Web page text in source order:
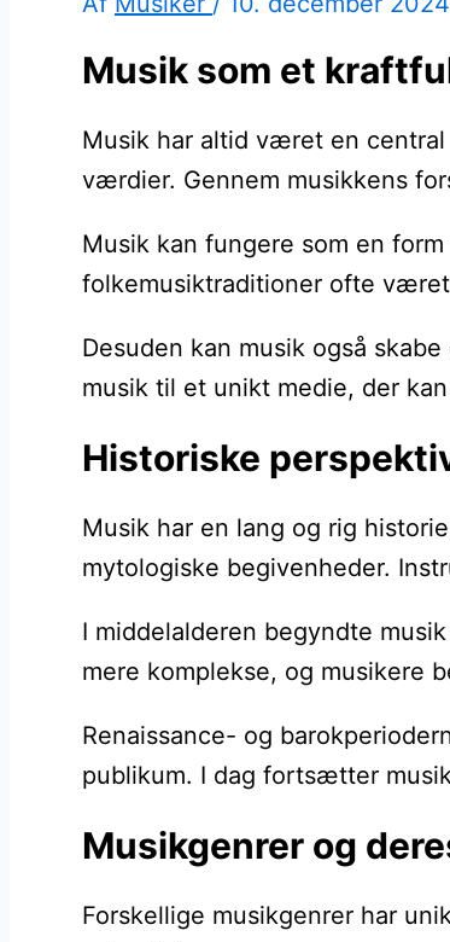
Musik som et
Musik har altid været en
værdier. Gennem musikkens
Musik kan fungere som en
folkemusiktraditioner ofte
Desuden kan musik også
musik til et unikt medie, der
Historiske
Musik har en lang og rig
mytologiske begivenheder.
I middelalderen begyndte
mere komplekse, og musikere
Renaissance- og
publikum. I dag fortsætter
Musikgenrer og
Forskellige musikgenrer har